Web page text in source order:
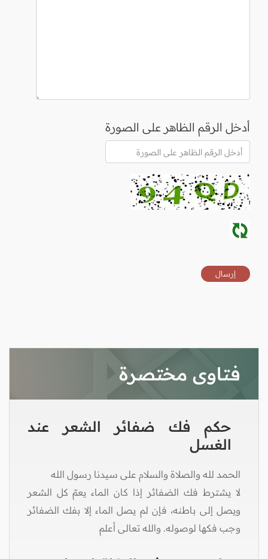
أدخل الرقم الظاهر على الصورة
فتاوى مختصرة
حكم فك ضفائر الشعر عند
الغسل
الحمد لله والصلاة والسلام على سيدنا رسول الله
لا يشترط فك الضفائر إذا كان الماء يعمّ كل الشعر
ويصل إلى باطنه، فإن لم يصل الماء إلا بفك الضفائر
وجب فكها لوصوله. والله تعالى أعلم